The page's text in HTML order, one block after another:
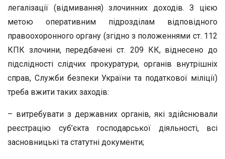
легалізації (відмивання) злочинних доходів. З цією
метою оперативним підрозділам відповідного
правоохоронного органу (згідно з положеннями ст. 112
КПК злочини, передбачені ст. 209 КК, віднесено до
підслідності слідчих прокуратури, органів внутрішніх
справ, Служби безпеки України та податкової міліції)
треба вжити таких заходів:
– витребувати з державних органів, які здійснювали
реєстрацію суб’єкта господарської діяльності, всі
засновницькі та статутні документи;